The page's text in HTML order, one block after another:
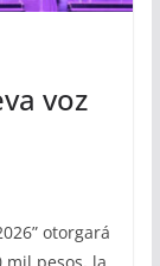
voz
otorgará